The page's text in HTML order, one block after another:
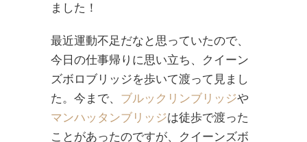
ました！
最近運動不足だなと思っていたので、
今日の仕事帰りに思い立ち、クイーン
ズボロブリッジを歩いて渡って見まし
た。今まで、 ブルックリンブリッジや
マンハッタンブリッジは徒歩で渡った
ことがあったのですが、クイーンズボ